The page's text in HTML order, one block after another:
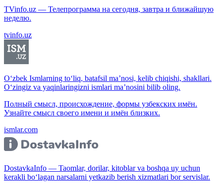
TVinfo.uz — Телепрограмма на сегодня, завтра и ближайшую
неделю.
tvinfo.uz
O‘zbek Ismlarning to‘liq, batafsil ma’nosi, kelib chiqishi, shakllari.
O‘zingiz va yaqinlaringizni ismlari ma’nosini bilib oling.
Полный смысл, происхождение, формы узбекских имён.
Узнайте смысл своего имени и имён близких.
ismlar.com
DostavkaInfo — Taomlar, dorilar, kitoblar va boshqa uy uchun
kerakli bo‘lagan narsalarni yetkazib berish xizmatlari bor servislar.